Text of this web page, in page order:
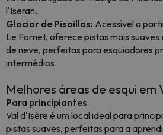
l'Iseran.
Glaciar de Pisaillas: Acessível a
Le Fornet, oferece pistas mais
de neve, perfeitas para esquiadores
intermédios.
Melhores áreas de esqui em
Para principiantes
Val d'Isère é um local ideal para
pistas suaves, perfeitas para a